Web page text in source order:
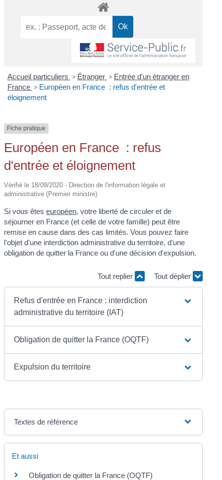
Accueil particuliers > Étranger > Entrée d'un étranger en
France > Européen en France : refus d'entrée et
éloignement
Fiche pratique
Européen en France : refus
d'entrée et éloignement
Vérifié le 18/09/2020 - Direction de l'information légale et
administrative (Premier ministre)
Si vous êteseuropéen, votre liberté de circuler et de
séjourner en France (et celle de votre famille) peut être
remise en cause dans des cas limités. Vous pouvez faire
l'objet d'une interdiction administrative du territoire, d'une
obligation de quitter la France ou d'une décision d'expulsion.
Tout replier Tout déplier
Refus d'entrée en France : interdiction
administrative du territoire (IAT)
Obligation de quitter la France (OQTF)
Expulsion du territoire
Textes de référence
Et aussi
Obligation de quitter la France (OQTF)